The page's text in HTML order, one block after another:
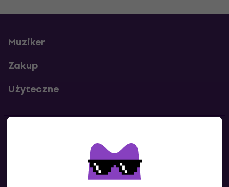
Muziker
Zakup
Użyteczne
Skontaktuj się z nami